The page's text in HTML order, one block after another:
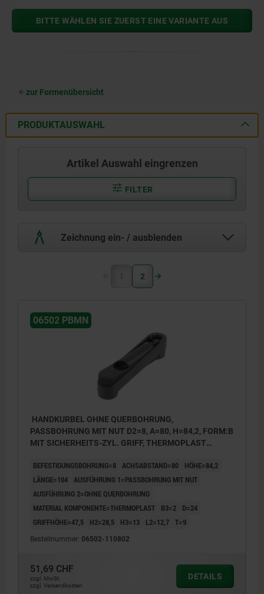
BITTE WÄHLEN SIE ZUERST EINE VARIANTE AUS
zur Formenübersicht
PRODUKTAUSWAHL
Artikel Auswahl eingrenzen
FILTER
Zeichnung ein- / ausblenden
1 2
06502 PBMN
HANDKURBEL OHNE QUERBOHRUNG,
PASSBOHRUNG MIT NUT D2=8, A=80, H=84,2, FORM:B
MIT SICHERHEITS-ZYL. GRIFF, THERMOPLAST
SCHWARZGRAU
BEFESTIGUNGSBOHRUNG=8 ACHSABSTAND=80
HÖHE=84,2
LÄNGE=104 AUSFÜHRUNG 1=PASSBOHRUNG MIT NUT
AUSFÜHRUNG 2=OHNE QUERBOHRUNG
MATERIAL KOMPONENTE=THERMOPLAST
B3=2
D=24
GRIFFHÖHE=47,5
H2=28,5 H3=13 L2=12,7 T=9
Bestellnummer: 06502-110802
51,69 CHF
zzgl. MwSt.
zzgl. Versandkosten
DETAILS